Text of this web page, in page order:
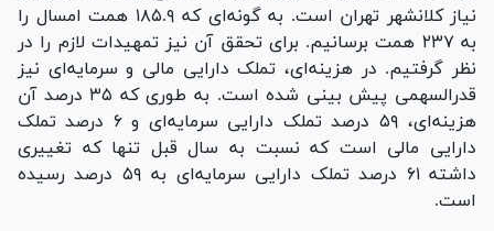
نیاز کلانشهر تهران است. به گونه‌ای که ۱۸۵.۹ همت امسال را
به ۲۳۷ همت برسانیم. برای تحقق آن نیز تمهیدات لازم را در
نظر گرفتیم. در هزینه‌ای، تملک دارایی مالی و سرمایه‌ای نیز
قدرالسهمی پیش بینی شده است. به طوری که ۳۵ درصد آن
هزینه‌ای، ۵۹ درصد تملک دارایی سرمایه‌ای و ۶ درصد تملک
دارایی مالی است که نسبت به سال قبل تنها که تغییری
داشته ۶۱ درصد تملک دارایی سرمایه‌ای به ۵۹ درصد رسیده
است.